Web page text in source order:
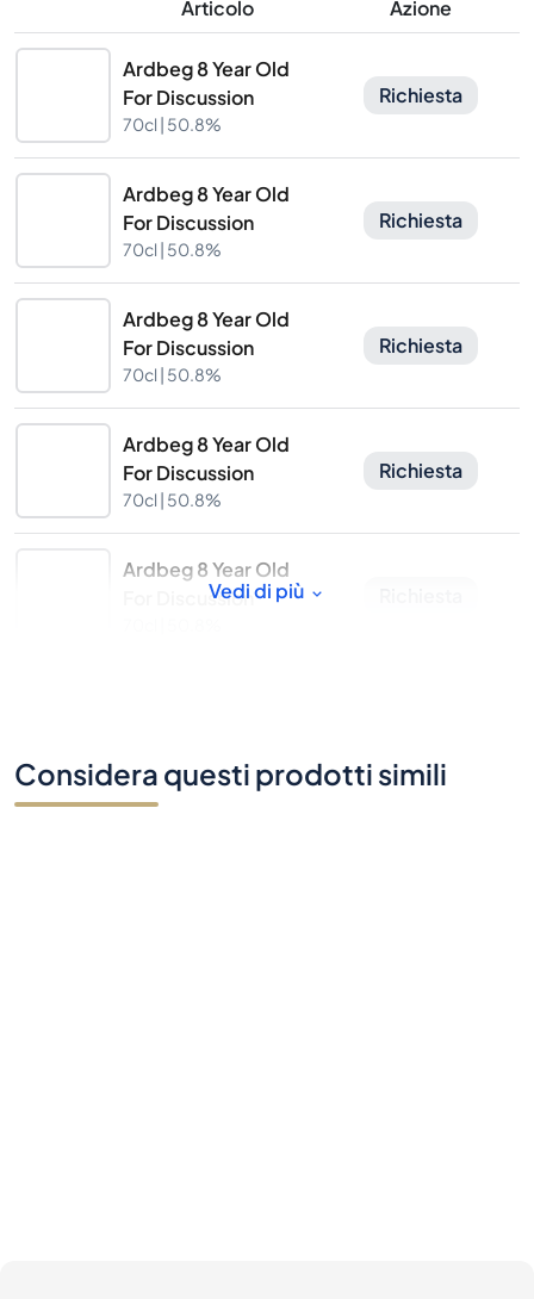
Articolo Azione
Ardbeg 8 Year Old
For Discussion
70cl | 50.8%
Richiesta
Ardbeg 8 Year Old
For Discussion
70cl | 50.8%
Richiesta
Ardbeg 8 Year Old
For Discussion
70cl | 50.8%
Richiesta
Ardbeg 8 Year Old
For Discussion
70cl | 50.8%
Richiesta
Ardbeg 8 Year Old
For DiscussionVedi di più
Considera questi prodotti simili